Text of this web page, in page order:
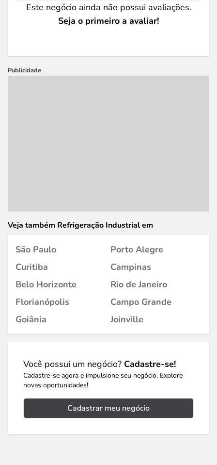
Este negócio ainda não possui avaliações.
Seja o primeiro a avaliar!
Publicidade
Veja também Refrigeração Industrial em
São Paulo
Porto Alegre
Curitiba
Campinas
Belo Horizonte
Rio de Janeiro
Florianópolis
Campo Grande
Goiânia
Joinville
Você possui um negócio? Cadastre-se!
Cadastre-se agora e impulsione seu negócio. Explore
novas oportunidades!
Cadastrar meu negócio